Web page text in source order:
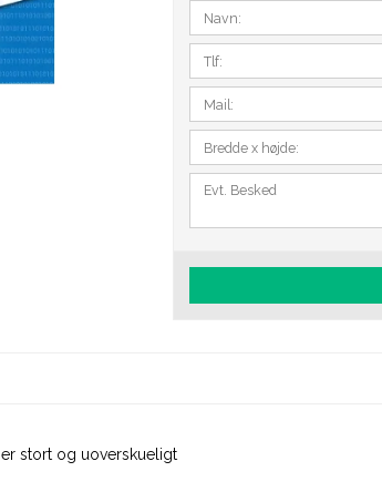
stort og uoverskueligt